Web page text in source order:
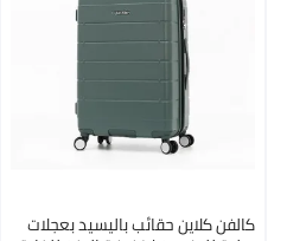
كالفن كلاين حقائب باليسيد بعجلات